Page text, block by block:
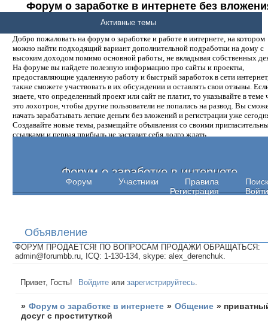
Форум о заработке в интернете без
денег.
Добро пожаловать на форум о заработке и работе в интернете, на котором
можно найти подходящий вариант дополнительной подработки на дому с
высоким доходом помимо основной работы, не вкладывая собственных
На форуме вы найдете полезную информацию про сайты и проекты,
предоставляющие удаленную работу и быстрый заработок в сети
также сможете участвовать в их обсуждении и оставлять свои отзывы.
знаете, что определенный проект или сайт не платит, то указывайте в теме
это лохотрон, чтобы другие пользователи не попались на развод. Вы
начать зарабатывать легкие деньги без вложений и регистрации уже
Создавайте новые темы, размещайте объявления со своими
ссылками и первая прибыль не заставит себя долго ждать.
Форум о заработке в интернете
Форум Участники Правила
Поиск
Регистрация
Войти
Активные темы
Объявление
ФОРУМ ПРОДАЕТСЯ! ПО ВОПРОСАМ ПРОДАЖИ ОБРАЩАТЬСЯ:
admin@forumbb.ru, ICQ: 1-130-134, skype: alex_derenchuk.
Привет, Гость! Войдите илизарегистрируйтесь
» Форум о заработке в интернете » Общение »
досуг с проституткой